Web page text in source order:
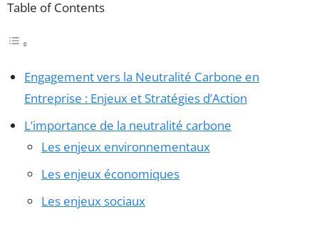
Table of Contents
Engagement vers la Neutralité Carbone en
Entreprise : Enjeux et Stratégies d’Action
L’importance de la neutralité carbone
Les enjeux environnementaux
Les enjeux économiques
Les enjeux sociaux